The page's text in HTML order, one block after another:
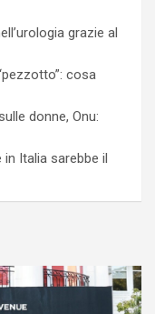
grazie al
cosa
donne, Onu:
in Italia sarebbe il